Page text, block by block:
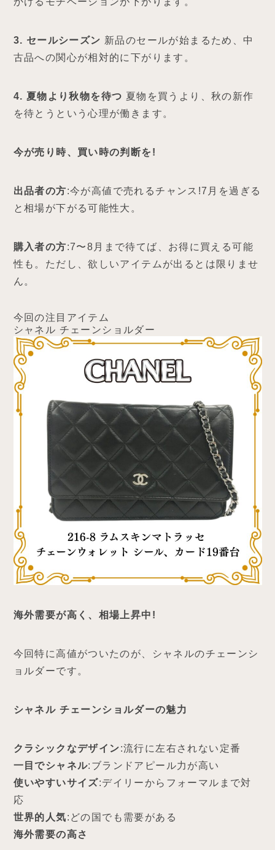
3. セールシーズン 新品のセールが始まるため、中
古品への関心が相対的に下がります。
4. 夏物より秋物を待つ 夏物を買うより、秋の新作
を待とうという心理が働きます。
今が売り時、買い時の判断を!
出品者の方:今が高値で売れるチャンス!7月を過ぎる
と相場が下がる可能性大。
購入者の方:7〜8月まで待てば、お得に買える可能
性も。ただし、欲しいアイテムが出るとは限りませ
ん。
今回の注目アイテム
シャネル チェーンショルダー
海外需要が高く、相場上昇中!
今回特に高値がついたのが、シャネルのチェーンシ
ョルダーです。
シャネル チェーンショルダーの魅力
クラシックなデザイン:流行に左右されない定番
一目でシャネル:ブランドアピール力が高い
使いやすいサイズ:デイリーからフォーマルまで対
応
世界的人気:どの国でも需要がある
海外需要の高さ